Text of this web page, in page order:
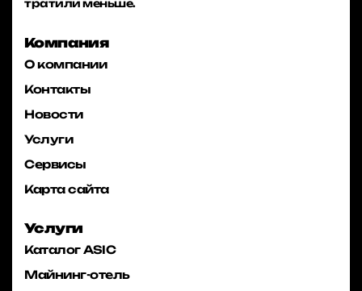
тратили меньше.
Компания
О компании
Контакты
Новости
Услуги
Сервисы
Карта сайта
Услуги
Каталог ASIC
Майнинг-отель